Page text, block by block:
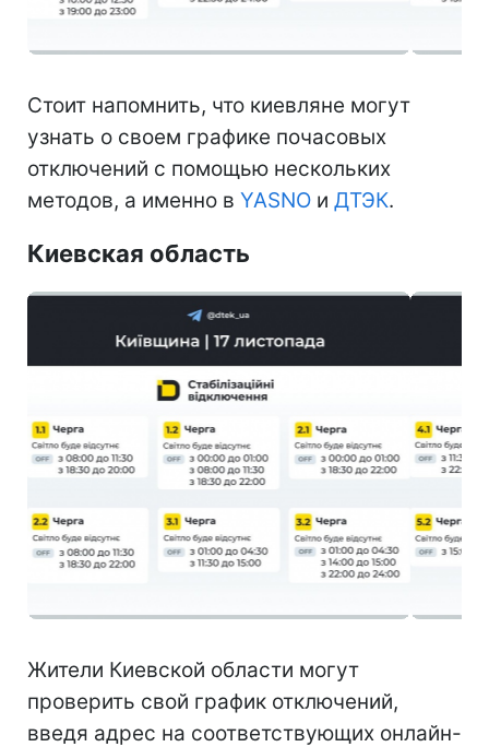
Стоит напомнить, что киевляне могут
узнать о своем графике почасовых
отключений с помощью нескольких
методов, а именно в YASNO и ДТЭК.
Киевская область
Жители Киевской области могут
проверить свой график отключений,
введя адрес на соответствующих онлайн-